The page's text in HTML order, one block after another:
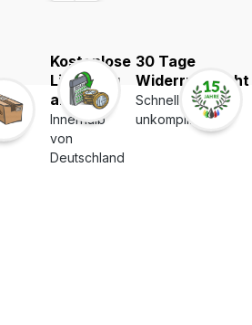
Kostenlose
Lieferung
ab 39€
Innerhalb
von
Deutschland
30 Tage
Widerrufsrecht
Schnell und
unkompliziert